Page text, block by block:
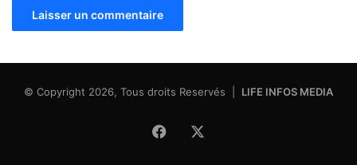
© Copyright 2026, Tous droits Reservés | LIFE INFOS MEDIA
Facebook